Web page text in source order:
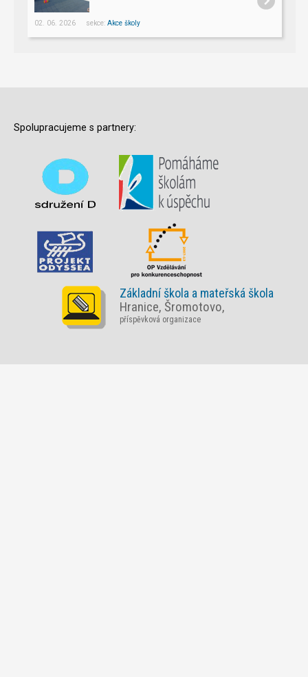
02. 06. 2026 sekce: Akce školy
Spolupracujeme s partnery:
Základní škola a mateřská škola
Hranice, Šromotovo,
příspěvková organizace